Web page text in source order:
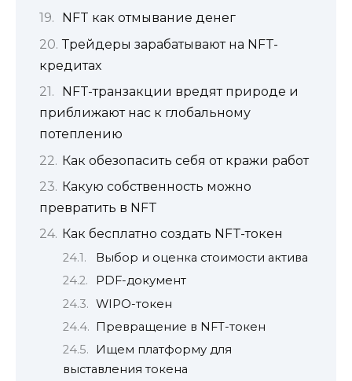
NFT как отмывание денег
Трейдеры зарабатывают на NFT-
кредитах
NFT-транзакции вредят природе и
приближают нас к глобальному
потеплению
Как обезопасить себя от кражи работ
Какую собственность можно
превратить в NFT
Как бесплатно создать NFT-токен
Выбор и оценка стоимости актива
PDF-документ
WIPO-токен
Превращение в NFT-токен
Ищем платформу для
выставления токена